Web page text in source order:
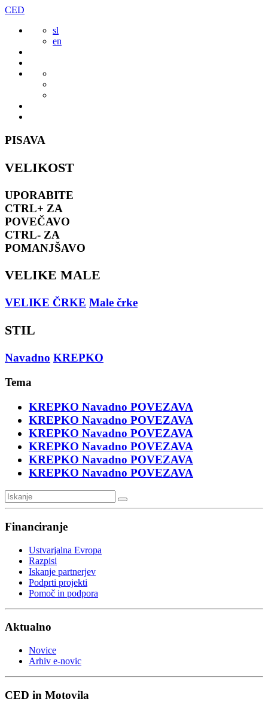
Preskoči
vsebine
CED
sl
en
PISAVA
VELIKOST
UPORABITE
CTRL+ ZA
POVEČAVO
CTRL- ZA
POMANJŠAVO
VELIKE MALE
VELIKE ČRKE Male črke
STIL
Navadno KREPKO
Tema
KREPKO Navadno POVEZAVA
KREPKO Navadno POVEZAVA
KREPKO Navadno POVEZAVA
KREPKO Navadno POVEZAVA
KREPKO Navadno POVEZAVA
KREPKO Navadno POVEZAVA
Financiranje
Ustvarjalna Evropa
Razpisi
Iskanje partnerjev
Podprti projekti
Pomoč in podpora
Aktualno
Novice
Arhiv e-novic
CED in Motovila